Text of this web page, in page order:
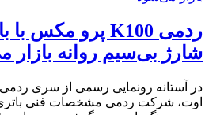
اوت، شرکت ردمی مشخصات فنی باتری،
رسمی رنگ‌های جدید گوشی پرچمدار K100 Pro Max را منتشر کرد.